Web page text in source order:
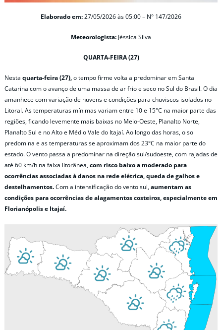
Elaborado em:27/05/2026 às 05:00 – N° 147/2026
Meteorologista: Jéssica Silva
QUARTA-FEIRA (27)
Nesta quarta-feira (27),o tempo firme volta a predominar em Santa
Catarina com o avanço de uma massa de ar frio e seco no Sul do Brasil. O dia
amanhece com variação de nuvens e condições para chuviscos isolados no
Litoral. As temperaturas mínimas variam entre 10 e 15°C na maior parte das
regiões, ficando levemente mais baixas no Meio-Oeste, Planalto Norte,
Planalto Sul e no Alto e Médio Vale do Itajaí. Ao longo das horas, o sol
predomina e as temperaturas se aproximam dos 23°C na maior parte do
estado. O vento passa a predominar na direção sul/sudoeste, com rajadas de
até 60 km/h na faixa litorânea,com risco baixo a moderado para
ocorrências associadas à danos na rede elétrica, queda de galhos e
destelhamentos.Com a intensificação do vento sul,aumentam as
condições para ocorrências de alagamentos costeiros, especialmente em
Florianópolis e Itajaí.